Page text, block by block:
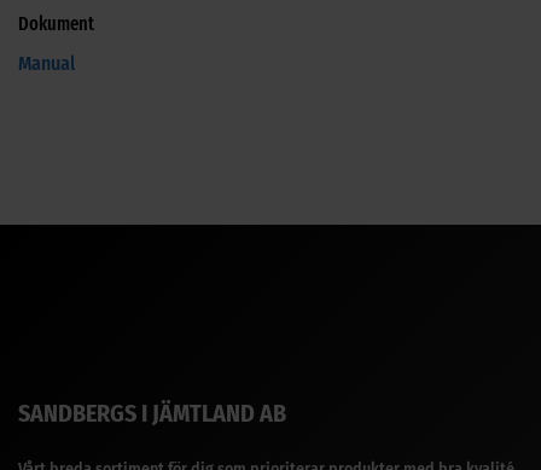
Dokument
Manual
SANDBERGS I JÄMTLAND AB